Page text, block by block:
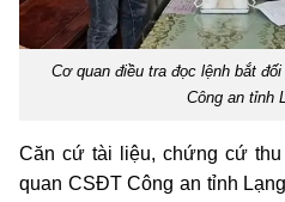
Cơ quan điều tra đọc lệnh bắt
Công an tỉnh
Căn cứ tài liệu, chứng cứ
quan CSĐT Công an tỉnh